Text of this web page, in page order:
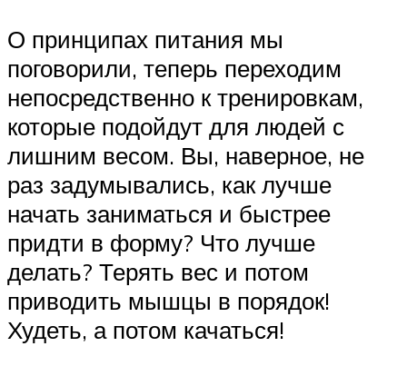
О принципах питания мы
поговорили, теперь переходим
непосредственно к тренировкам,
которые подойдут для людей с
лишним весом. Вы, наверное, не
раз задумывались, как лучше
начать заниматься и быстрее
придти в форму? Что лучше
делать? Терять вес и потом
приводить мышцы в порядок!
Худеть, а потом качаться!